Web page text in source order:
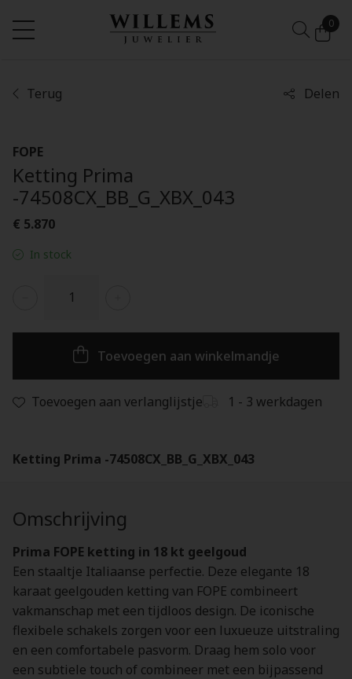
0
Terug Delen
FOPE
Ketting Prima
-74508CX_BB_G_XBX_043
€ 5.870
In stock
Toevoegen aan winkelmandje
Toevoegen aan verlanglijstje 1 - 3 werkdagen
Ketting Prima -74508CX_BB_G_XBX_043
Omschrijving
Prima FOPE ketting in 18 kt geelgoud
Een staaltje Italiaanse perfectie. Deze elegante 18
karaat geelgouden ketting van FOPE combineert
vakmanschap met een tijdloos design. De iconische
flexibele schakels zorgen voor een luxueuze uitstraling
en een comfortabele pasvorm. Draag hem solo voor
een subtiele touch of combineer met een bijpassend